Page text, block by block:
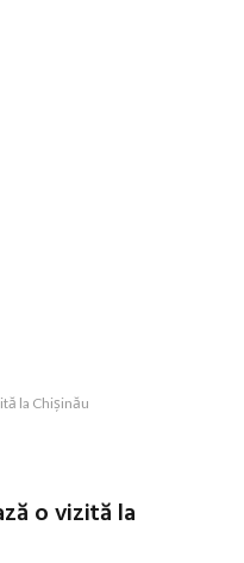
la Chișinău
o vizită la